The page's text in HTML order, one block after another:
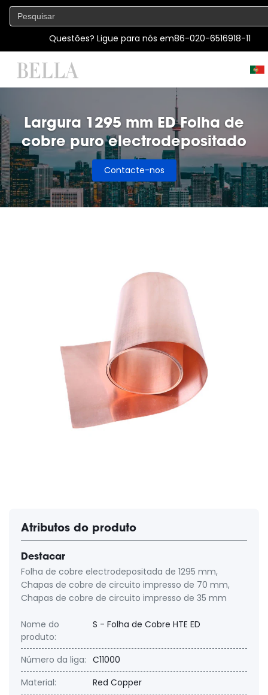
Questões? Ligue para nós em86-020-6516918-11
Largura 1295 mm ED Folha de
cobre puro electrodepositado
Contacte-nos
Atributos do produto
Destacar
Folha de cobre electrodepositada de 1295 mm,
Chapas de cobre de circuito impresso de 70 mm,
Chapas de cobre de circuito impresso de 35 mm
Nome do
produto:
S - Folha de Cobre HTE ED
Número da liga: C11000
Material:
Red Copper